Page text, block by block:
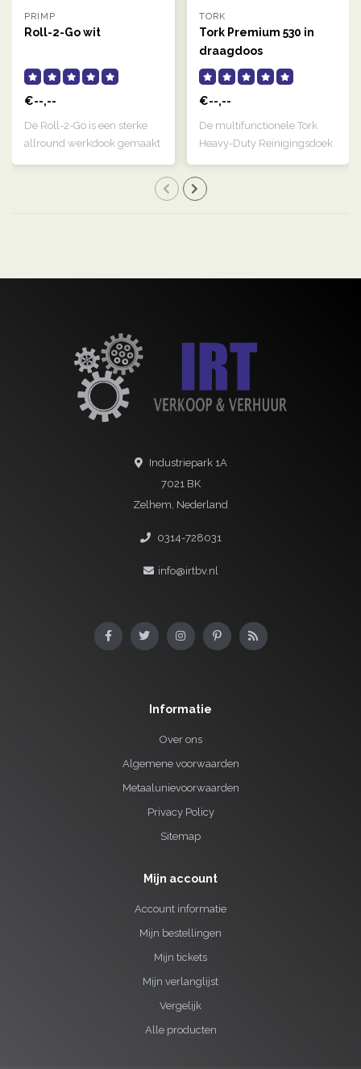
PRIMP
Roll-2-Go wit
€--,--
De Roll-2-Go is een sterke
allround werkdook gemaakt
TORK
Tork Premium 530 in
draagdoos
€--,--
De multifunctionele Tork
Heavy-Duty Reinigingsdoek
Industriepark 1A
7021 BK
Zelhem, Nederland
0314-728031
info@irtbv.nl
Informatie
Over ons
Algemene voorwaarden
Metaalunievoorwaarden
Privacy Policy
Sitemap
Mijn account
Account informatie
Mijn bestellingen
Mijn tickets
Mijn verlanglijst
Vergelijk
Alle producten